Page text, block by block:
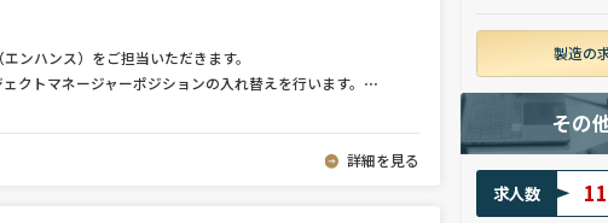
ンハンス）をご担当いただきます。
クトマネージャーポジションの入れ替えを行います。 ⋯
詳細を見る
製造の
その
求人数